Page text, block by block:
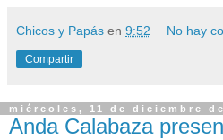
Chicos y Papás en 9:52 No hay
Compartir
miércoles, 11 de diciembre
Anda Calabaza